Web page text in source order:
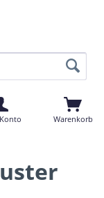
Warenkorb